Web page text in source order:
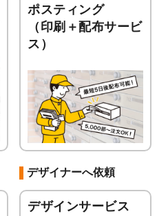
ポスティング
（印刷＋配布サービ
ス）
デザイナーへ依頼
デザインサービス